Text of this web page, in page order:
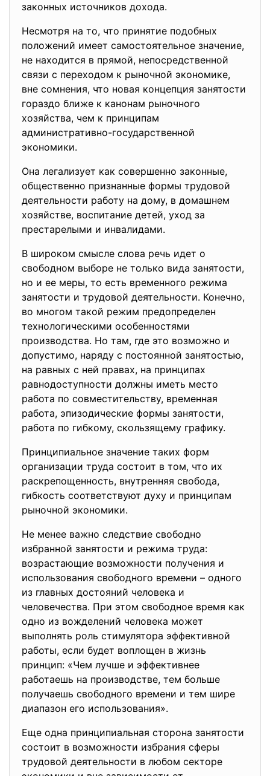
законных источников дохода.
Несмотря на то, что принятие подобных
положений имеет самостоятельное значение,
не находится в прямой, непосредственной
связи с переходом к рыночной экономике,
вне сомнения, что новая концепция занятости
гораздо ближе к канонам рыночного
хозяйства, чем к принципам
административно-государственной
экономики.
Она легализует как совершенно законные,
общественно признанные формы трудовой
деятельности работу на дому, в домашнем
хозяйстве, воспитание детей, уход за
престарелыми и инвалидами.
В широком смысле слова речь идет о
свободном выборе не только вида занятости,
но и ее меры, то есть временного режима
занятости и трудовой деятельности. Конечно,
во многом такой режим предопределен
технологическими особенностями
производства. Но там, где это возможно и
допустимо, наряду с постоянной занятостью,
на равных с ней правах, на принципах
равнодоступности должны иметь место
работа по совместительству, временная
работа, эпизодические формы занятости,
работа по гибкому, скользящему графику.
Принципиальное значение таких форм
организации труда состоит в том, что их
раскрепощенность, внутренняя свобода,
гибкость соответствуют духу и принципам
рыночной экономики.
Не менее важно следствие свободно
избранной занятости и режима труда:
возрастающие возможности получения и
использования свободного времени – одного
из главных достояний человека и
человечества. При этом свободное время как
одно из вожделений человека может
выполнять роль стимулятора эффективной
работы, если будет воплощен в жизнь
принцип: «Чем лучше и эффективнее
работаешь на производстве, тем больше
получаешь свободного времени и тем шире
диапазон его использования».
Еще одна принципиальная сторона занятости
состоит в возможности избрания сферы
трудовой деятельности в любом секторе